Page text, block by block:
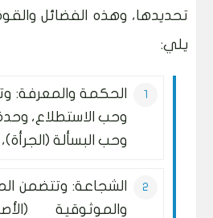
تحديدها، وهذه الفضائل
يلي:
الحكمة والمعرفة:
وحب الاستطلاع،
وحب البسألة
الشجاعة: وتتضمن
والموثوقية